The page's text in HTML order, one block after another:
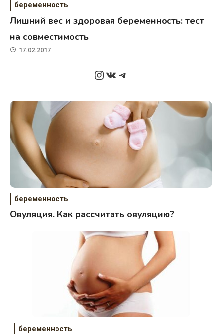
беременность
Лишний вес и здоровая беременность: тест
на совместимость
17.02.2017
Instagram
ВКонтакте
Telegram
беременность
Овуляция. Как рассчитать овуляцию?
беременность